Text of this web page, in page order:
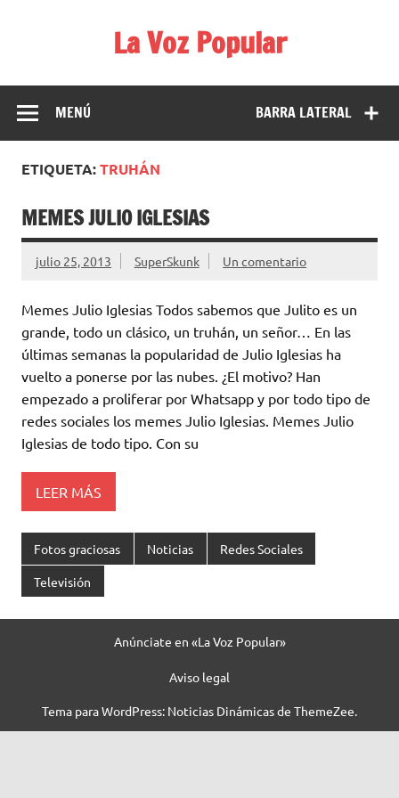
La Voz Popular
para reírse de las verdaderas.
BARRA LATERAL
MENÚ
ETIQUETA:TRUHÁN
MEMES JULIO IGLESIAS
julio 25, 2013 SuperSkunk Un comentario
Memes Julio Iglesias Todos sabemos que Julito es un
grande, todo un clásico, un truhán, un señor… En las
últimas semanas la popularidad de Julio Iglesias ha
vuelto a ponerse por las nubes. ¿El motivo? Han
empezado a proliferar por Whatsapp y por todo tipo de
redes sociales los memes Julio Iglesias. Memes Julio
Iglesias de todo tipo. Con su
LEER MÁS
Fotos graciosas Noticias Redes Sociales
Televisión
Anúnciate en «La Voz Popular»
Aviso legal
Tema para WordPress: Noticias Dinámicas de ThemeZee.